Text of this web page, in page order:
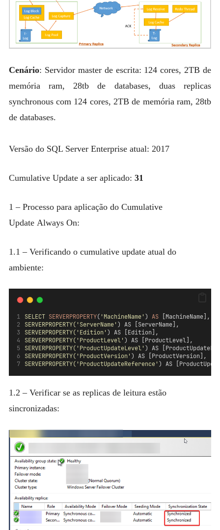
Cenário: Servidor master de escrita: 124 cores, 2TB de
memória ram, 28tb de databases, duas replicas
synchronous com 124 cores, 2TB de memória ram, 28tb
de databases.
Versão do SQL Server Enterprise atual: 2017
Cumulative Update a ser aplicado: 31
1 – Processo para aplicação do Cumulative
Update Always On:
1.1 – Verificando o cumulative update atual do
ambiente:
SELECT SERVERPROPERTY( 'MachineName' ) AS [MachineName],
SERVERPROPERTY( 'ServerName' ) AS [ServerName],
SERVERPROPERTY( 'Edition' ) AS [Edition],
SERVERPROPERTY( 'ProductLevel' ) AS [ProductLevel],
SERVERPROPERTY( 'ProductUpdateLevel' ) AS
SERVERPROPERTY( 'ProductVersion' ) AS
SERVERPROPERTY( 'ProductUpdateReference' ) AS
1.2 – Verificar se as replicas de leitura estão
sincronizadas: